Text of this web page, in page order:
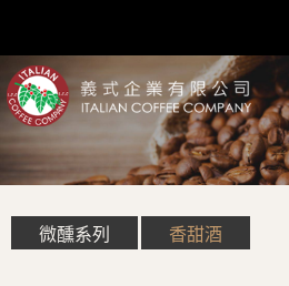
微醺系列 香甜酒